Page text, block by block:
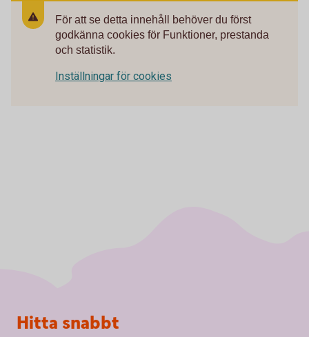
För att se detta innehåll behöver du först
godkänna cookies för Funktioner, prestanda
och statistik.
Inställningar för cookies
Sidfot
Hitta snabbt